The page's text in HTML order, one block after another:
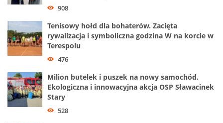
908
Tenisowy hołd dla bohaterów. Zacięta
rywalizacja i symboliczna godzina W na korcie w
Terespolu
476
Milion butelek i puszek na nowy samochód.
Ekologiczna i innowacyjna akcja OSP Sławacinek
Stary
528